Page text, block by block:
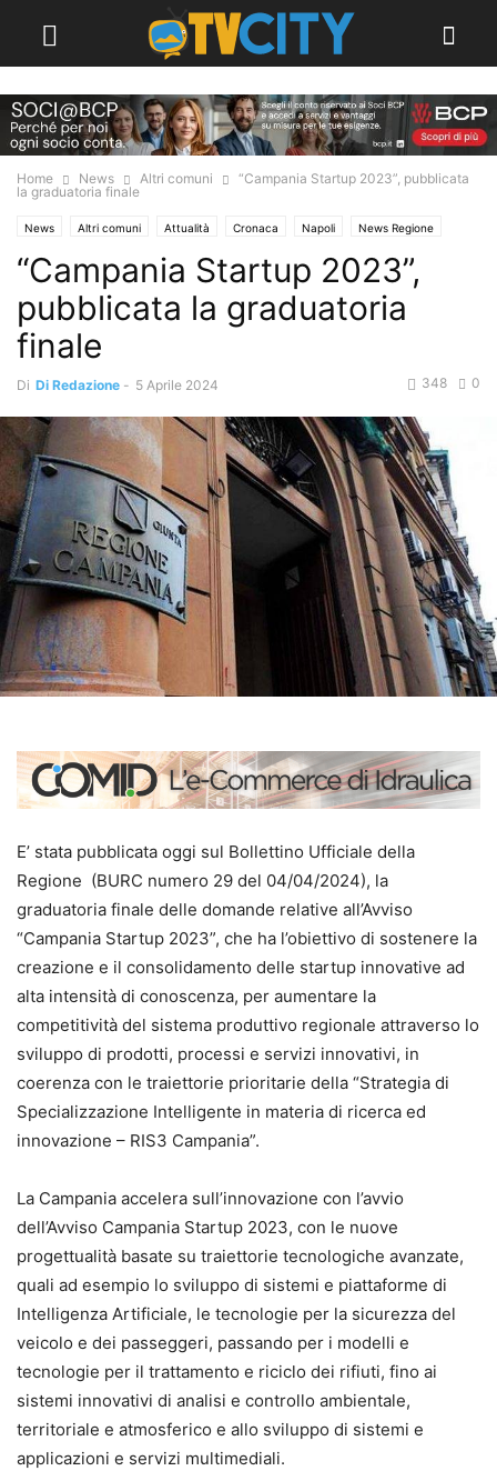
Home News Altri comuni
“Campania Startup 2023”, pubblicata
la graduatoria finale
News Altri comuni Attualità Cronaca Napoli News Regione
“Campania Startup 2023”,
pubblicata la graduatoria
finale
Di Di Redazione - 5 Aprile 2024 0
348
E’ stata pubblicata oggi sul Bollettino Ufficiale della
Regione (BURC numero 29 del 04/04/2024), la
graduatoria finale delle domande relative all’Avviso
“Campania Startup 2023”, che ha l’obiettivo di sostenere la
creazione e il consolidamento delle startup innovative ad
alta intensità di conoscenza, per aumentare la
competitività del sistema produttivo regionale attraverso lo
sviluppo di prodotti, processi e servizi innovativi, in
coerenza con le traiettorie prioritarie della “Strategia di
Specializzazione Intelligente in materia di ricerca ed
innovazione – RIS3 Campania”.
La Campania accelera sull’innovazione con l’avvio
dell’Avviso Campania Startup 2023, con le nuove
progettualità basate su traiettorie tecnologiche avanzate,
quali ad esempio lo sviluppo di sistemi e piattaforme di
Intelligenza Artificiale, le tecnologie per la sicurezza del
veicolo e dei passeggeri, passando per i modelli e
tecnologie per il trattamento e riciclo dei rifiuti, fino ai
sistemi innovativi di analisi e controllo ambientale,
territoriale e atmosferico e allo sviluppo di sistemi e
applicazioni e servizi multimediali.